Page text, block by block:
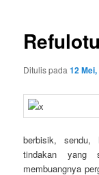
utama
Ditulis pada12
berbisik, sendu,
tindakan yang
membuangnya